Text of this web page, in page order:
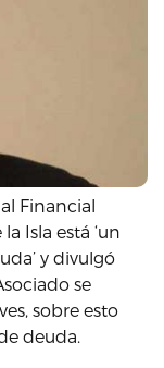
Financial
Isla está ‘un
y divulgó
se
sobre esto
deuda.